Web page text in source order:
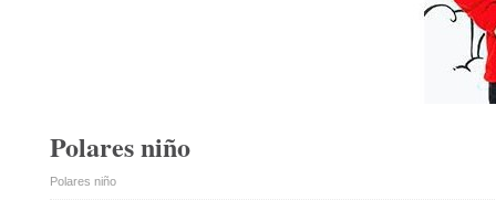
Polares niño
Polares niño